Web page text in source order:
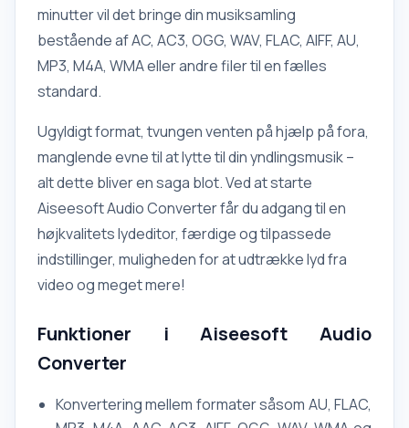
minutter vil det bringe din musiksamling
bestående af AC, AC3, OGG, WAV, FLAC, AIFF, AU,
MP3, M4A, WMA eller andre filer til en fælles
standard.
Ugyldigt format, tvungen venten på hjælp på fora,
manglende evne til at lytte til din yndlingsmusik –
alt dette bliver en saga blot. Ved at starte
Aiseesoft Audio Converter får du adgang til en
højkvalitets lydeditor, færdige og tilpassede
indstillinger, muligheden for at udtrække lyd fra
video og meget mere!
Funktioner i Aiseesoft Audio
Converter
Konvertering mellem formater såsom AU, FLAC,